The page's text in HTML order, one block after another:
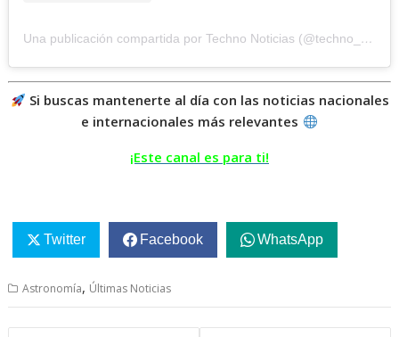
Una publicación compartida por Techno Noticias (@techno_noticias)
Si buscas mantenerte al día con las noticias nacionales
e internacionales más relevantes
¡Este canal es para ti!
Twitter Facebook WhatsApp
Astronomía, Últimas Noticias